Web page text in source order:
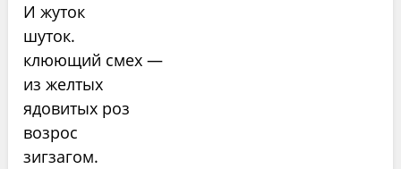
И жуток
шуток.
клюющий смех —
из желтых
ядовитых роз
возрос
зигзагом.